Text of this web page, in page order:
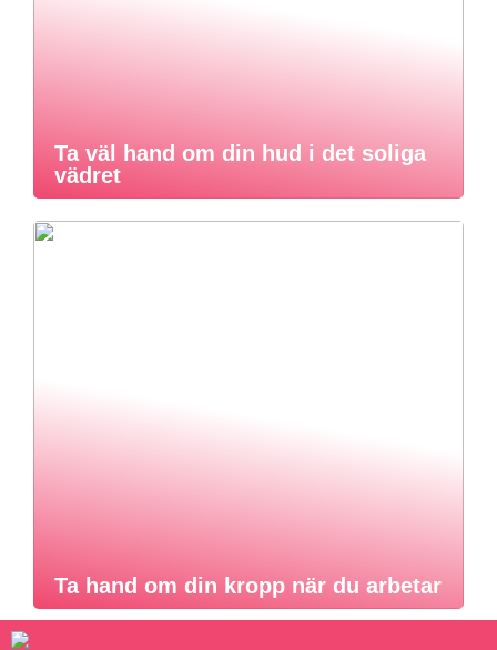
Ta väl hand om din hud i det soliga
vädret
Ta hand om din kropp när du arbetar